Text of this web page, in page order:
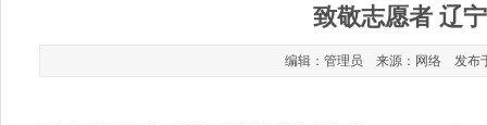
致敬志愿者 辽
编辑：管理员 来源：网络 发布